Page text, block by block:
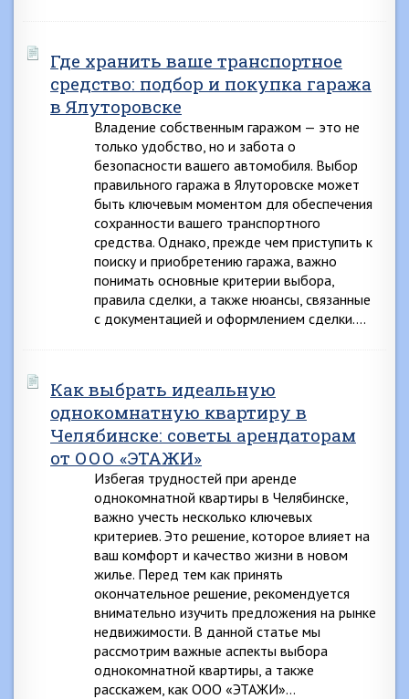
Где хранить ваше транспортное
средство: подбор и покупка гаража
в Ялуторовске
Владение собственным гаражом — это не
только удобство, но и забота о
безопасности вашего автомобиля. Выбор
правильного гаража в Ялуторовске может
быть ключевым моментом для обеспечения
сохранности вашего транспортного
средства. Однако, прежде чем приступить к
поиску и приобретению гаража, важно
понимать основные критерии выбора,
правила сделки, а также нюансы, связанные
с документацией и оформлением сделки….
Как выбрать идеальную
однокомнатную квартиру в
Челябинске: советы арендаторам
от ООО «ЭТАЖИ»
Избегая трудностей при аренде
однокомнатной квартиры в Челябинске,
важно учесть несколько ключевых
критериев. Это решение, которое влияет на
ваш комфорт и качество жизни в новом
жилье. Перед тем как принять
окончательное решение, рекомендуется
внимательно изучить предложения на рынке
недвижимости. В данной статье мы
рассмотрим важные аспекты выбора
однокомнатной квартиры, а также
расскажем, как ООО «ЭТАЖИ»…